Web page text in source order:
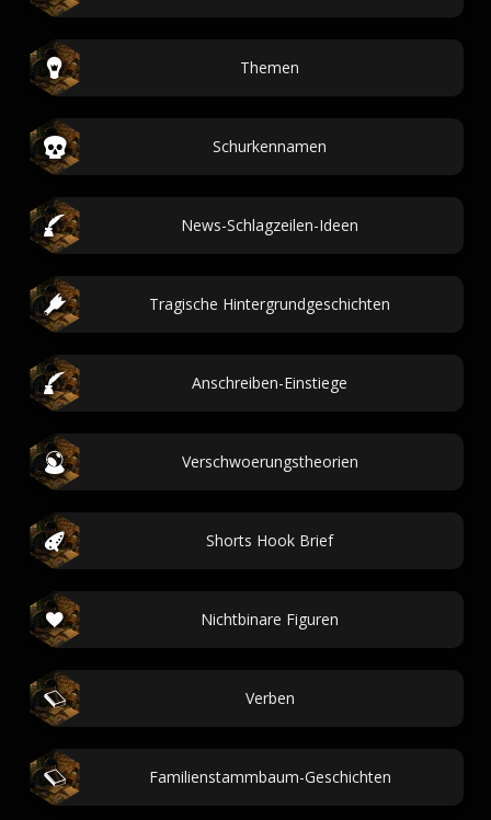
Themen
Schurkennamen
News-Schlagzeilen-Ideen
Tragische Hintergrundgeschichten
Anschreiben-Einstiege
Verschwoerungstheorien
Shorts Hook Brief
Nichtbinare Figuren
Verben
Familienstammbaum-Geschichten